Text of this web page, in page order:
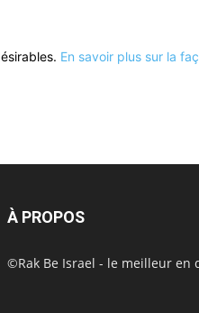
En savoir plus sur la
À PROPOS
©Rak Be Israel - le meilleur en